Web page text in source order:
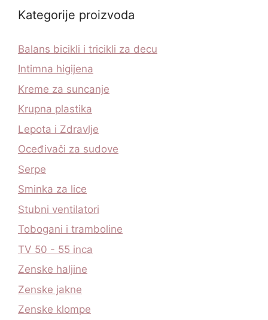
Kategorije proizvoda
Balans bicikli i tricikli za decu
Intimna higijena
Kreme za suncanje
Krupna plastika
Lepota i Zdravlje
Oceđivači za sudove
Serpe
Sminka za lice
Stubni ventilatori
Tobogani i tramboline
TV 50 - 55 inca
Zenske haljine
Zenske jakne
Zenske klompe